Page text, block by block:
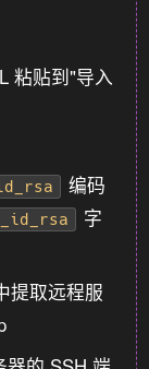
粘贴到"导入
编码
字
提取远程服